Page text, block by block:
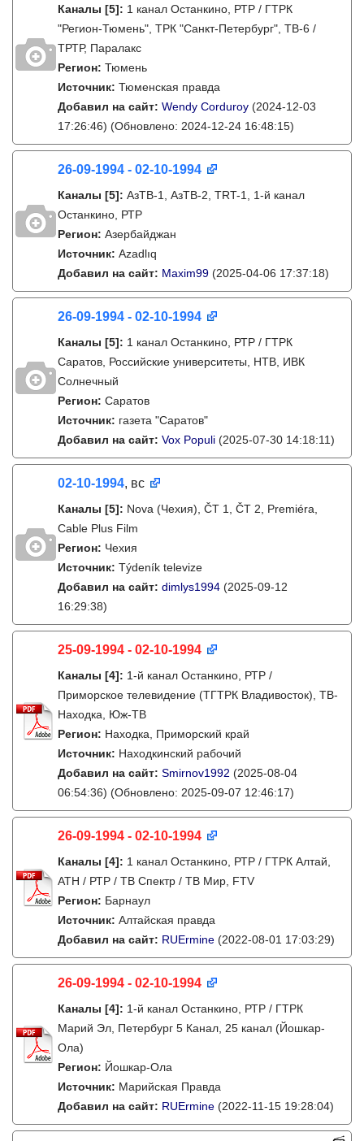
Каналы [5]: 1 канал Останкино, РТР / ГТРК
"Регион-Тюмень", ТРК "Санкт-Петербург", ТВ-6 /
ТРТР, Паралакс
Регион: Тюмень
Источник: Тюменская правда
Добавил на сайт: Wendy Corduroy (2024-12-03
17:26:46) (Обновлено: 2024-12-24 16:48:15)
26-09-1994 - 02-10-1994
Каналы [5]: АзТВ-1, АзТВ-2, TRT-1, 1-й канал
Останкино, РТР
Регион: Азербайджан
Источник: Azadlıq
Добавил на сайт: Maxim99 (2025-04-06 17:37:18)
26-09-1994 - 02-10-1994
Каналы [5]: 1 канал Останкино, РТР / ГТРК
Саратов, Российские университеты, НТВ, ИВК
Солнечный
Регион: Саратов
Источник: газета "Саратов"
Добавил на сайт: Vox Populi (2025-07-30 14:18:11)
02-10-1994, вс
Каналы [5]: Nova (Чехия), ČT 1, ČT 2, Premiéra,
Cable Plus Film
Регион: Чехия
Источник: Týdeník televize
Добавил на сайт: dimlys1994 (2025-09-12
16:29:38)
25-09-1994 - 02-10-1994
Каналы [4]: 1-й канал Останкино, РТР /
Приморское телевидение (ТГТРК Владивосток), ТВ-
Находка, Юж-ТВ
Регион: Находка, Приморский край
Источник: Находкинский рабочий
Добавил на сайт: Smirnov1992 (2025-08-04
06:54:36) (Обновлено: 2025-09-07 12:46:17)
26-09-1994 - 02-10-1994
Каналы [4]: 1 канал Останкино, РТР / ГТРК Алтай,
АТН / РТР / ТВ Спектр / ТВ Мир, FTV
Регион: Барнаул
Источник: Алтайская правда
Добавил на сайт: RUErmine (2022-08-01 17:03:29)
26-09-1994 - 02-10-1994
Каналы [4]: 1-й канал Останкино, РТР / ГТРК
Марий Эл, Петербург 5 Канал, 25 канал (Йошкар-
Ола)
Регион: Йошкар-Ола
Источник: Марийская Правда
Добавил на сайт: RUErmine (2022-11-15 19:28:04)